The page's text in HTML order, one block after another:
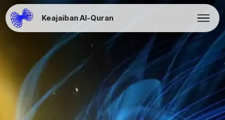
Keajaiban Al-Quran